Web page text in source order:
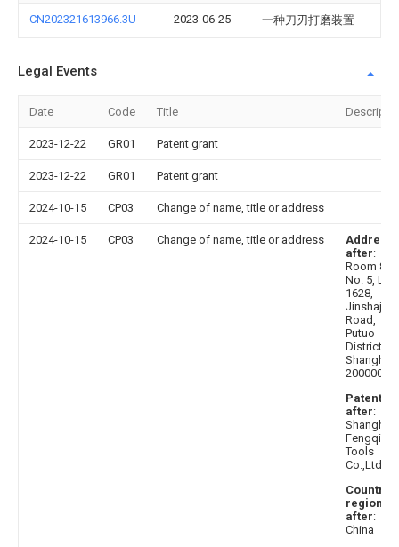
CN202321613966.3U 2023-06-25 一种刀刃打磨装置
Legal Events
Date Code Title
2023-12-22 GR01 Patent grant
2023-12-22 GR01 Patent grant
2024-10-15 CP03 Change of name, title or address
2024-10-15 CP03 Change of name, title or address
Address
after:
Room
No. 5,
1628,
Road,
Putuo
District,
Shanghai,
200000
Patentee
after:
Shanghai
Fengqi
Tools
Co.,Ltd.
Country
region
after:
China